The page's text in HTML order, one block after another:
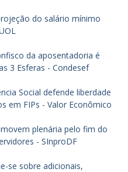
do salário mínimo
da aposentadoria é
3 Esferas - Condesef
Social defende liberdade
em FIPs - Valor Econômico
plenária pelo fim do
- SInproDF
se sobre adicionais,